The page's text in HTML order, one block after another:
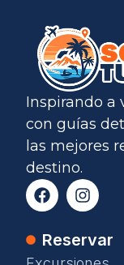
Inspirando a
con guías
las mejores
destino.
Reservar